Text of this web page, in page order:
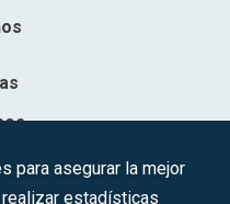
para asegurar la mejor
estadísticas